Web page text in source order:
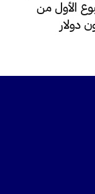
الأول من